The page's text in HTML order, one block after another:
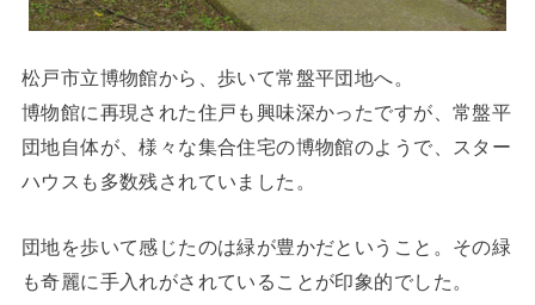
松戸市立博物館から、歩いて常盤平団地へ。
博物館に再現された住戸も興味深かったですが、常盤平
団地自体が、様々な集合住宅の博物館のようで、スター
ハウスも多数残されていました。
団地を歩いて感じたのは緑が豊かだということ。その緑
も奇麗に手入れがされていることが印象的でした。